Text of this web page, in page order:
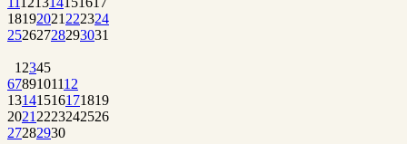
18192021 222324
25262728293031
1 2345
6789101112
13141516171819
2021 2223242526
27282930